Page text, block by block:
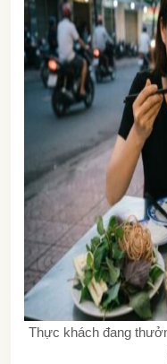
Thực khách đang